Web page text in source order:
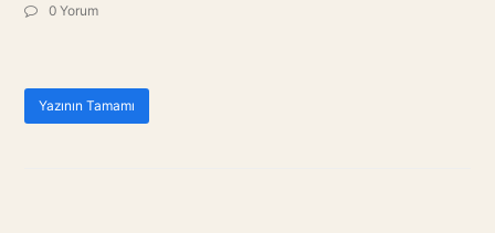
0 Yorum
Yazının Tamamı